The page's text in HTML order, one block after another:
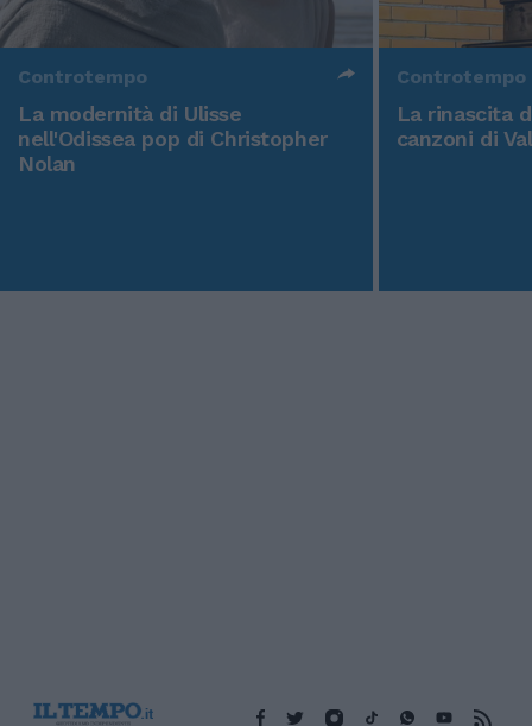
Controtempo
La modernità di Ulisse
nell'Odissea pop di Christopher
Nolan
Controtempo
La rinascita
canzoni di